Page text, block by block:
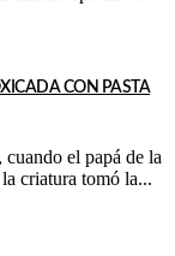
CON PASTA
el papá de la
criatura tomó la...